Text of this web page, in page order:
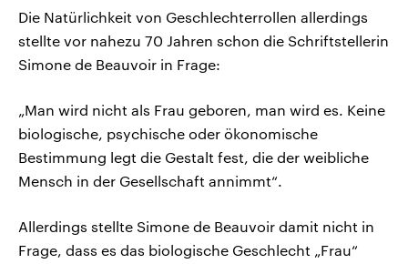
Die Natürlichkeit von Geschlechterrollen allerdings
stellte vor nahezu 70 Jahren schon die Schriftstellerin
Simone de Beauvoir in Frage:
„Man wird nicht als Frau geboren, man wird es. Keine
biologische, psychische oder ökonomische
Bestimmung legt die Gestalt fest, die der weibliche
Mensch in der Gesellschaft annimmt“.
Allerdings stellte Simone de Beauvoir damit nicht in
Frage, dass es das biologische Geschlecht „Frau“